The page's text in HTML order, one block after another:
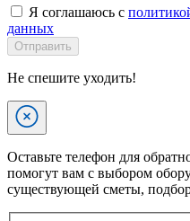
Я соглашаюсь с
данных
Отправить
Не спешите уходить!
Оставьте телефон для
помогут вам с выбором
существующей сметы,